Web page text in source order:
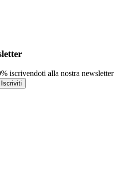
iscrivendoti alla nostra newsletter
Iscriviti